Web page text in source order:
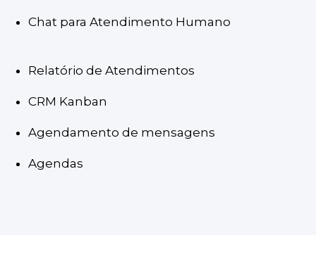
Chat para Atendimento Humano
Relatório de Atendimentos
CRM Kanban
Agendamento de mensagens
Agendas